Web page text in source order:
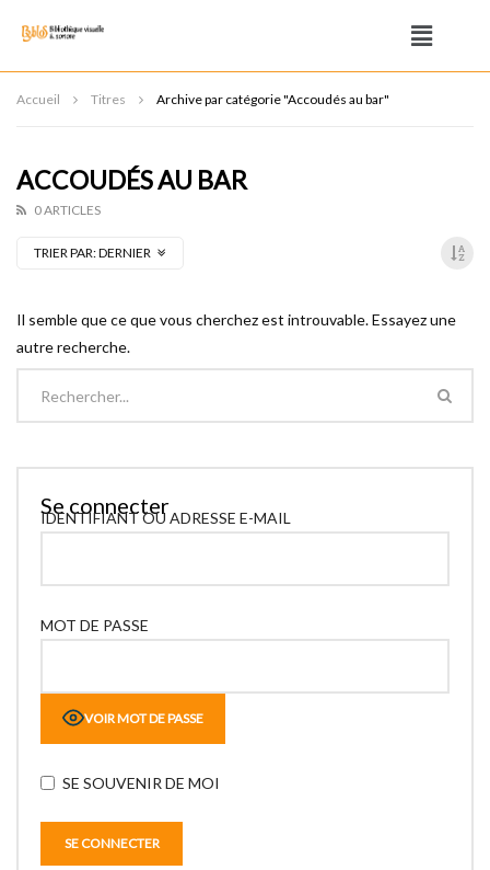
Accueil Titres Archive par catégorie "Accoudés au bar"
ACCOUDÉS AU BAR
0 ARTICLES
TRIER PAR:DERNIER
Il semble que ce que vous cherchez est introuvable. Essayez une
autre recherche.
Se connecter
IDENTIFIANT OU ADRESSE E-MAIL
MOT DE PASSE
VOIR MOT DE PASSE
SE SOUVENIR DE MOI